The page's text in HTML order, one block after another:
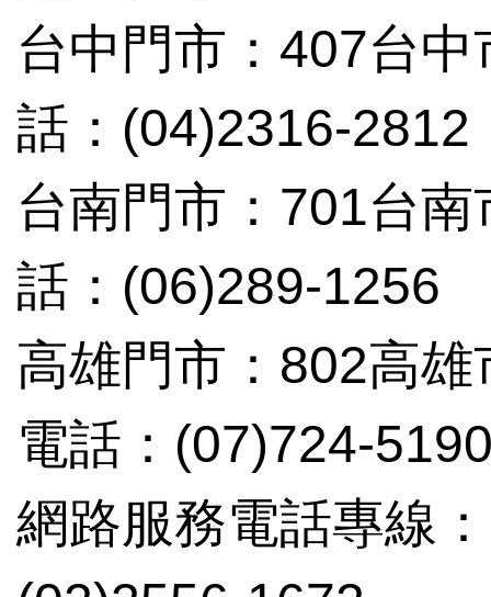
台中門市：407台
話：(04)2316-2812
台南門市：701台
話：(06)289-1256
高雄門市：802高
電話：(07)724-
網路服務電話專線